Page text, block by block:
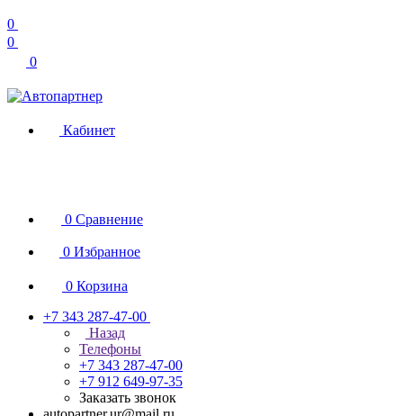
0
0
0
Кабинет
0 Сравнение
0 Избранное
0 Корзина
+7 343 287-47-00
Назад
Телефоны
+7 343 287-47-00
+7 912 649-97-35
Заказать звонок